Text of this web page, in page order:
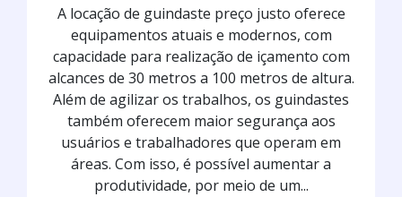
A locação de guindaste preço justo oferece
equipamentos atuais e modernos, com
capacidade para realização de içamento com
alcances de 30 metros a 100 metros de altura.
Além de agilizar os trabalhos, os guindastes
também oferecem maior segurança aos
usuários e trabalhadores que operam em
áreas. Com isso, é possível aumentar a
produtividade, por meio de um...